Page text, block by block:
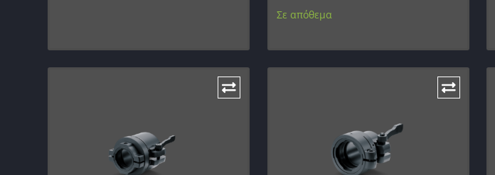
Σε απόθεμα